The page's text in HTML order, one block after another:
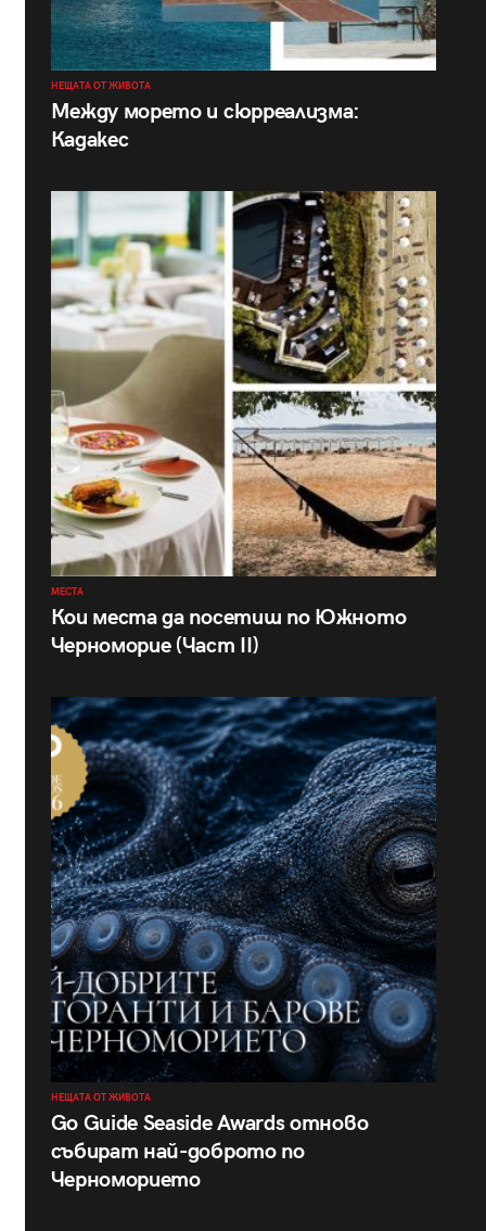
НЕЩАТА ОТ ЖИВОТА
Между морето и сюрреализма:
Кадакес
МЕСТА
Кои места да посетиш по Южното
Черноморие (Част II)
НЕЩАТА ОТ ЖИВОТА
Go Guide Seaside Awards отново
събират най-доброто по
Черноморието